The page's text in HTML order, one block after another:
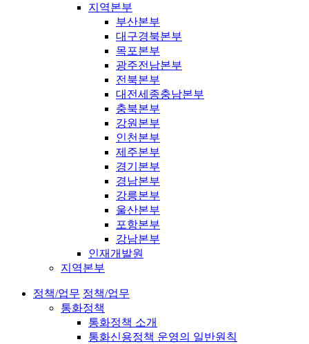
지역본부
부산본부
대구경북본부
목포본부
광주전남본부
전북본부
대전세종충남본부
충북본부
강원본부
인천본부
제주본부
경기본부
경남본부
강릉본부
울산본부
포항본부
강남본부
인재개발원
지역본부
정책/업무 정책/업무
통화정책
통화정책 소개
통화신용정책 운영의 일반원칙